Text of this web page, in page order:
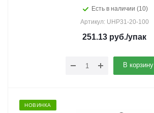
Есть в наличии (10)
Артикул: UHP31-20-100
251.13 руб./упак
В корзину
НОВИНКА